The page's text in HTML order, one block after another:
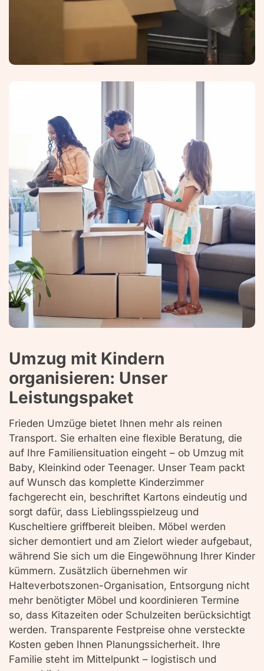
Umzug mit Kindern
organisieren: Unser
Leistungspaket
Frieden Umzüge bietet Ihnen mehr als reinen
Transport. Sie erhalten eine flexible Beratung, die
auf Ihre Familiensituation eingeht – ob Umzug mit
Baby, Kleinkind oder Teenager. Unser Team packt
auf Wunsch das komplette Kinderzimmer
fachgerecht ein, beschriftet Kartons eindeutig und
sorgt dafür, dass Lieblingsspielzeug und
Kuscheltiere griffbereit bleiben. Möbel werden
sicher demontiert und am Zielort wieder aufgebaut,
während Sie sich um die Eingewöhnung Ihrer Kinder
kümmern. Zusätzlich übernehmen wir
Halteverbotszonen-Organisation, Entsorgung nicht
mehr benötigter Möbel und koordinieren Termine
so, dass Kitazeiten oder Schulzeiten berücksichtigt
werden. Transparente Festpreise ohne versteckte
Kosten geben Ihnen Planungssicherheit. Ihre
Familie steht im Mittelpunkt – logistisch und